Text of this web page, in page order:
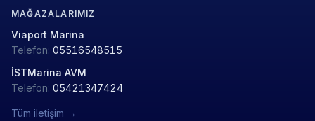
MAĞAZALARIMIZ
Viaport Marina
Telefon: 05516548515
İSTMarina AVM
Telefon: 05421347424
Tüm iletişim →